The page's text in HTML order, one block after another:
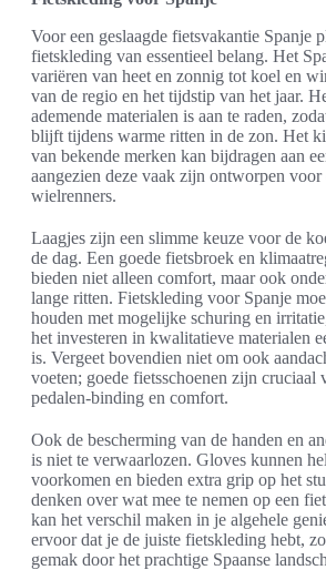
Voor een geslaagde fietsvakantie Spanje
fietskleding van essentieel belang. Het
variëren van heet en zonnig tot koel en
van de regio en het tijdstip van het jaar.
ademende materialen is aan te raden,
blijft tijdens warme ritten in de zon. Het
van bekende merken kan bijdragen aan
aangezien deze vaak zijn ontworpen voor
wielrenners.
Laagjes zijn een slimme keuze voor de
de dag. Een goede fietsbroek en
bieden niet alleen comfort, maar ook
lange ritten. Fietskleding voor Spanje
houden met mogelijke schuring en
het investeren in kwalitatieve materialen
is. Vergeet bovendien niet om ook
voeten; goede fietsschoenen zijn cruciaal
pedalen-binding en comfort.
Ook de bescherming van de handen en
is niet te verwaarlozen. Gloves kunnen
voorkomen en bieden extra grip op het
denken over wat mee te nemen op een
kan het verschil maken in je algehele
ervoor dat je de juiste fietskleding hebt,
gemak door het prachtige Spaanse